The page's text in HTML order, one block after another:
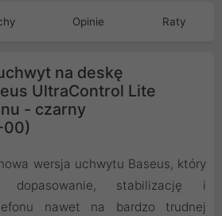
Opinie Raty
na deskę
UltraControl Lite
- czarny
00)
wersja uchwytu Baseus, który
dopasowanie, stabilizację i
nawet na bardzo trudnej